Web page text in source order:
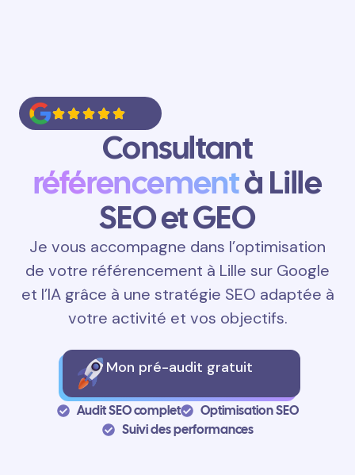
Consultant
référencementà Lille
SEO et GEO
Je vous accompagne dans l’optimisation
de votre référencement à Lille sur Google
et l’IA grâce à une stratégie SEO adaptée à
votre activité et vos objectifs.
Mon pré-audit gratuit
Audit SEO complet
Optimisation SEO
Suivi des performances